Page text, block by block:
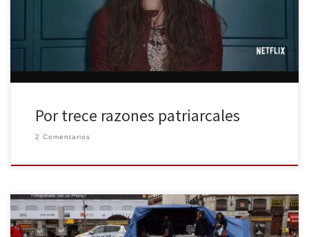
trata del suicidio de una adolescente que deja una serie de cintas
explicando y narrando los motivos de su muerte. Es cierto […]
Por trece razones patriarcales
2 Comentarios